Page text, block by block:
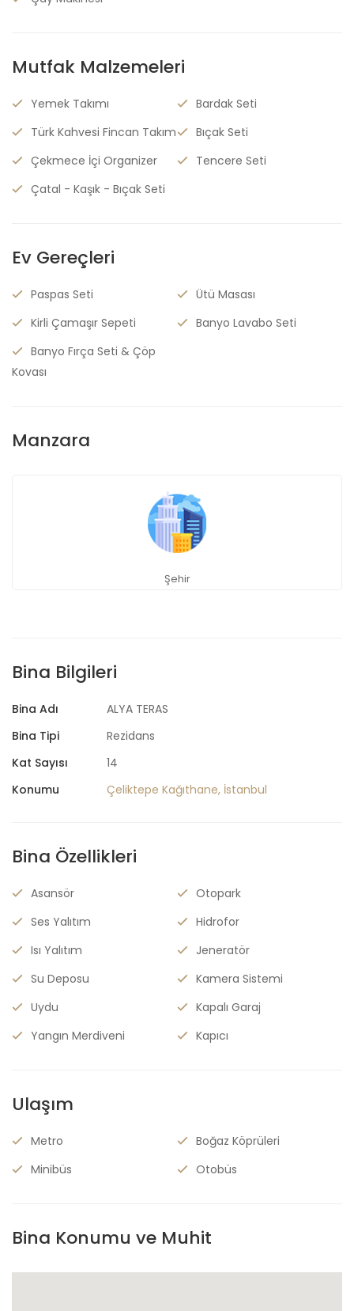
Mutfak Malzemeleri
Yemek Takımı
Bardak Seti
Türk Kahvesi Fincan Takım
Bıçak Seti
Çekmece İçi Organizer
Tencere Seti
Çatal - Kaşık - Bıçak Seti
Ev Gereçleri
Paspas Seti
Ütü Masası
Kirli Çamaşır Sepeti
Banyo Lavabo Seti
Banyo Fırça Seti & Çöp
Kovası
Manzara
Şehir
Bina Bilgileri
Bina Adı
ALYA TERAS
Bina Tipi
Rezidans
Kat Sayısı
14
Konumu
Çeliktepe Kağıthane, İstanbul
Bina Özellikleri
Asansör
Otopark
Ses Yalıtım
Hidrofor
Isı Yalıtım
Jeneratör
Su Deposu
Kamera Sistemi
Uydu
Kapalı Garaj
Yangın Merdiveni
Kapıcı
Ulaşım
Metro
Boğaz Köprüleri
Minibüs
Otobüs
Bina Konumu ve Muhit